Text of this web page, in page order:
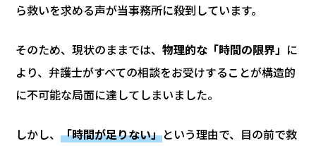
ら救いを求める声が当事務所に殺到しています。
そのため、現状のままでは、 物理的な「時間の限界」 に
より、弁護士がすべての相談をお受けすることが構造的
に不可能な局面に達してしまいました。
しかし、 「時間が足りない」という理由で、目の前で救